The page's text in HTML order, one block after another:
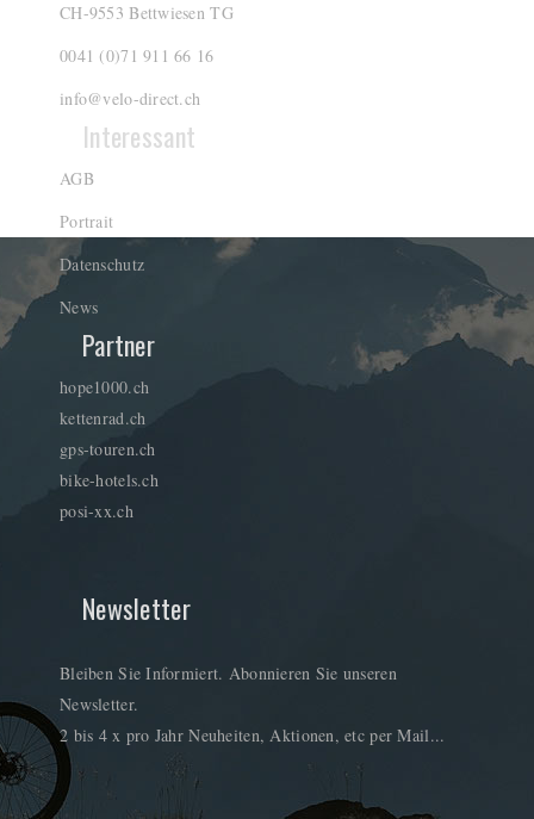
CH-9553 Bettwiesen TG
0041 (0)71 911 66 16
info@velo-direct.ch
Interessant
AGB
Portrait
Datenschutz
News
Partner
hope1000.ch
kettenrad.ch
gps-touren.ch
bike-hotels.ch
posi-xx.ch
Newsletter
Bleiben Sie Informiert. Abonnieren Sie unseren
Newsletter.
2 bis 4 x pro Jahr Neuheiten, Aktionen, etc per Mail...